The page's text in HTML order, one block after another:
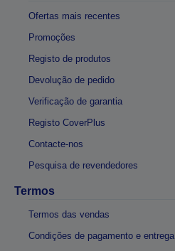
Ofertas mais recentes
Promoções
Registo de produtos
Devolução de pedido
Verificação de garantia
Registo CoverPlus
Contacte-nos
Pesquisa de revendedores
Termos
Termos das vendas
Condições de pagamento e entrega